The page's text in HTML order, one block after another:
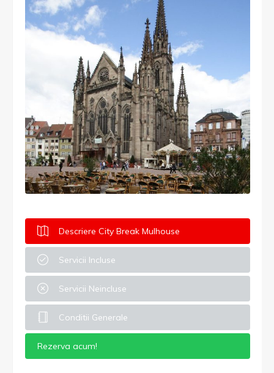
Descriere City Break Mulhouse
Servicii Incluse
Servicii Neincluse
Conditii Generale
Rezerva acum!